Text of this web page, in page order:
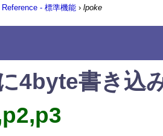
Reference - 標準機能 › lpoke
4byte書き込